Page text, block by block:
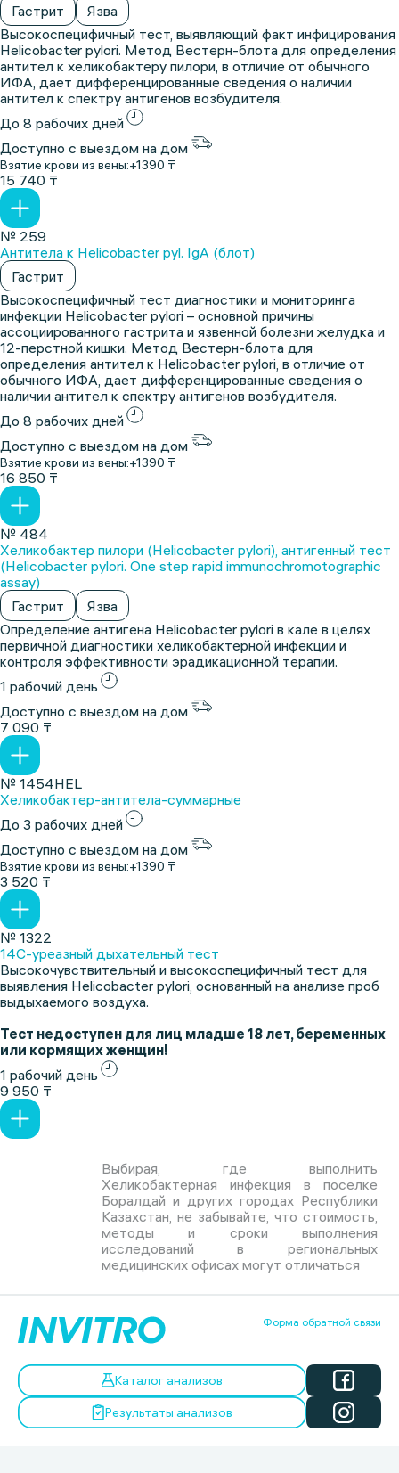
Гастрит
Язва
Высокоспецифичный тест, выявляющий факт инфицирования
Helicobacter pylori. Метод Вестерн-блота для определения
антител к хеликобактеру пилори, в отличие от обычного
ИФА, дает дифференцированные сведения о наличии
антител к спектру антигенов возбудителя.
До 8 рабочих дней
Доступно с выездом на дом
Взятие крови из вены:+1390 ₸
15 740 ₸
№ 259
Антитела к Helicobacter pyl. IgА (блот)
Гастрит
Высокоспецифичный тест диагностики и мониторинга
инфекции Helicobacter pylori – основной причины
ассоциированного гастрита и язвенной болезни желудка и
12-перстной кишки. Метод Вестерн-блота для
определения антител к Helicobacter pylori, в отличие от
обычного ИФА, дает дифференцированные сведения о
наличии антител к спектру антигенов возбудителя.
До 8 рабочих дней
Доступно с выездом на дом
Взятие крови из вены:+1390 ₸
16 850 ₸
№ 484
Хеликобактер пилори (Helicobacter pylori), антигенный тест
(Helicobacter pylori. One step rapid immunосhromotographic
assay)
Гастрит
Язва
Определение антигена Helicobacter pylori в кале в целях
первичной диагностики хеликобактерной инфекции и
контроля эффективности эрадикационной терапии.
1 рабочий день
Доступно с выездом на дом
7 090 ₸
№ 1454HEL
Хеликобактер-антитела-суммарные
До 3 рабочих дней
Доступно с выездом на дом
Взятие крови из вены:+1390 ₸
3 520 ₸
№ 1322
14С-уреазный дыхательный тест
Высокочувствительный и высокоспецифичный тест для
выявления Helicobacter pylori, основанный на анализе проб
выдыхаемого воздуха.
Тест недоступен для лиц младше 18 лет, беременных
или кормящих женщин!
1 рабочий день
9 950 ₸
Выбирая, где выполнить
Хеликобактерная инфекция в поселке
Боралдай и других городах Республики
Казахстан, не забывайте, что стоимость,
методы и сроки выполнения
исследований в региональных
медицинских офисах могут отличаться
Форма обратной связи
Каталог анализов
Результаты анализов